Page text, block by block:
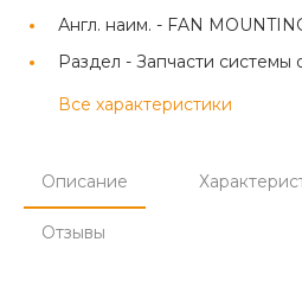
Англ. наим. - FAN
Раздел - Запчасти системы
Все характеристики
Описание
Отзывы